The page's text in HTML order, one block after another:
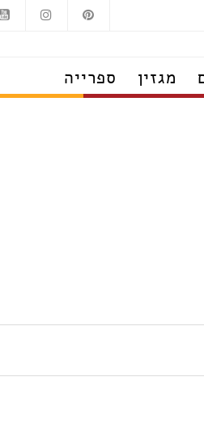
מגזין ספרייה